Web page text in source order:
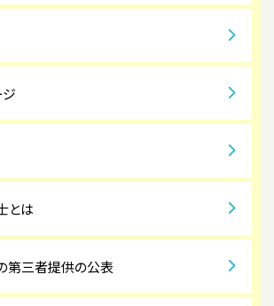
とは
第三者提供の公表